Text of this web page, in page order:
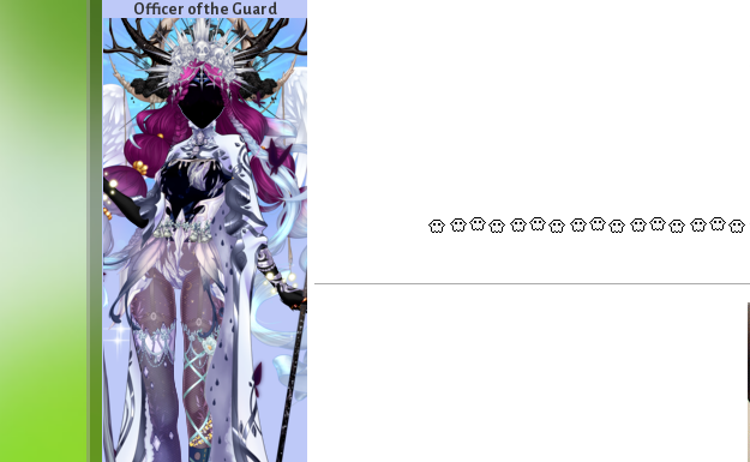
Officer of the Guard